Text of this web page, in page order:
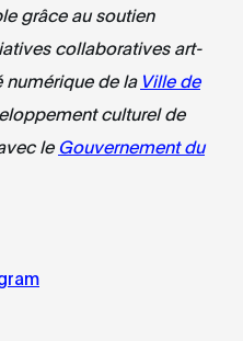
grâce au soutien
collaboratives art-
numérique de la Ville de
culturel de
leGouvernement du